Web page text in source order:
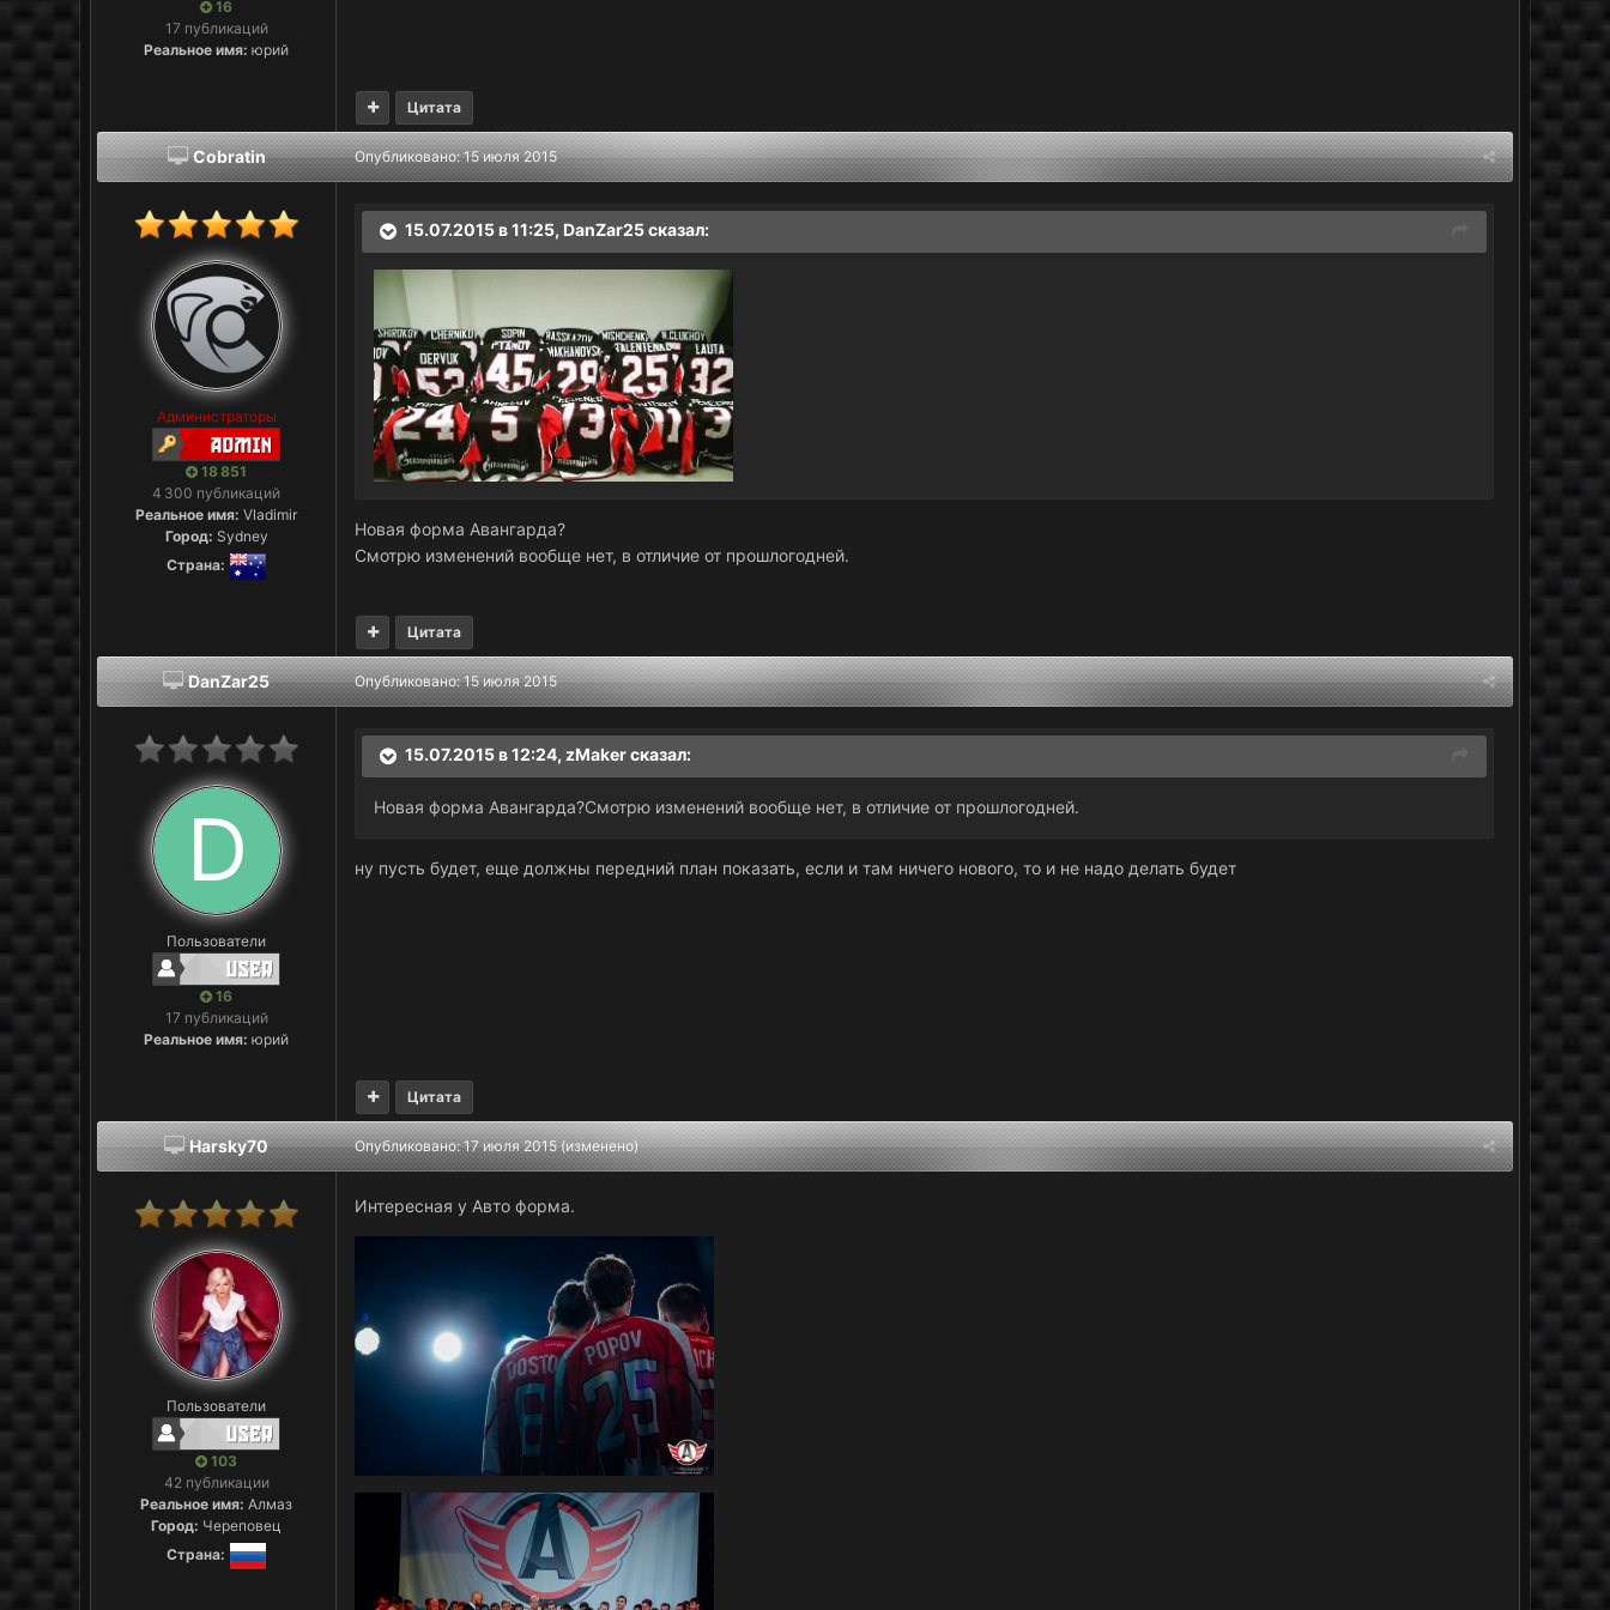
16
17 публикаций
Реальное имя: юрий
Цитата
Cobratin
Администраторы
18 851
4 300 публикаций
Реальное имя: Vladimir
Город: Sydney
Страна:
Опубликовано:15 июля 2015
15.07.2015 в 11:25, DanZar25сказал:
Новая форма Авангарда?
Смотрю изменений вообще нет, в отличие от прошлогодней.
Цитата
DanZar25
Пользователи
16
17 публикаций
Реальное имя: юрий
Опубликовано:15 июля 2015
15.07.2015 в 12:24, zMakerсказал:
Новая форма Авангарда?Смотрю изменений вообще нет, в отличие от прошлогодней.
ну пусть будет, еще должны передний план показать, если и там ничего нового, то и не надо делать будет
Цитата
Harsky70
Пользователи
103
42 публикации
Реальное имя: Алмаз
Город: Череповец
Страна:
Опубликовано:17 июля 2015 (изменено)
Интересная у Авто форма.